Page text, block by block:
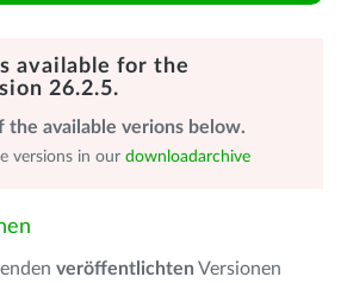
available for the
26.2.5.
the available verions below.
versions in our downloadarchive
veröffentlichten Versionen